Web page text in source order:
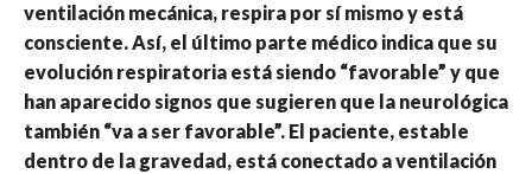
ventilación mecánica, respira por sí mismo y está
consciente. Así, el último parte médico indica que su
evolución respiratoria está siendo “favorable” y que
han aparecido signos que sugieren que la neurológica
también “va a ser favorable”. El paciente, estable
dentro de la gravedad, está conectado a ventilación